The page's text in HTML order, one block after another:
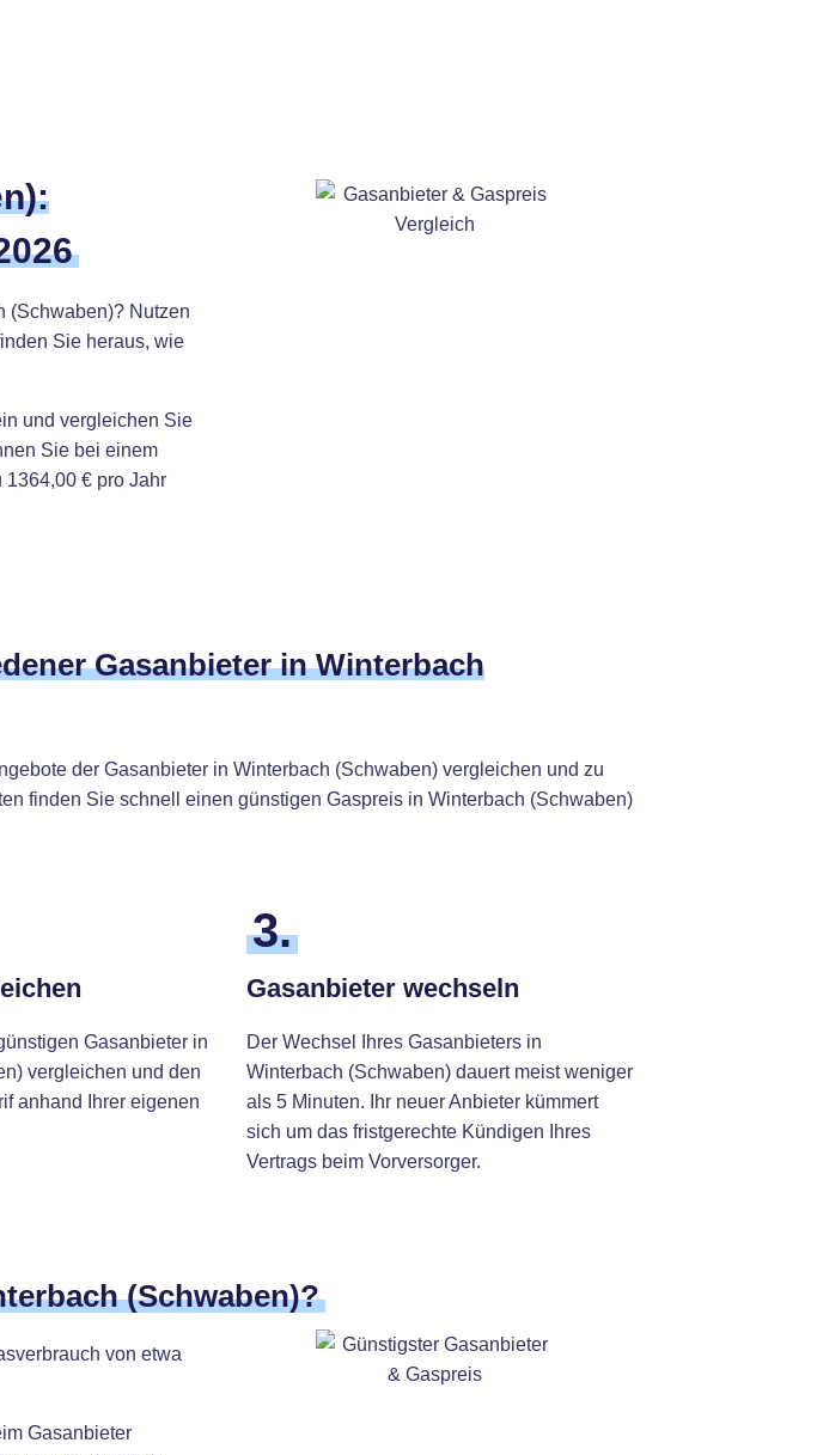
(Schwaben)? Nutzen
Sie heraus, wie
und vergleichen Sie
Sie bei einem
1364,00 € pro Jahr
Gasanbieter in Winterbach
der Gasanbieter in Winterbach (Schwaben) vergleichen und zu
finden Sie schnell einen günstigen Gaspreis in Winterbach (Schwaben)
Gasanbieter in
vergleichen und den
anhand Ihrer eigenen
3.
Gasanbieter wechseln
Der Wechsel Ihres Gasanbieters in
Winterbach (Schwaben) dauert meist weniger
als 5 Minuten. Ihr neuer Anbieter kümmert
sich um das fristgerechte Kündigen Ihres
Vertrags beim Vorversorger.
(Schwaben)?
von etwa
Gasanbieter